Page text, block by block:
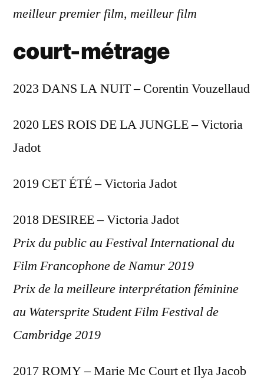
meilleur premier film, meilleur film
court-métrage
2023 DANS LA NUIT – Corentin Vouzellaud
2020 LES ROIS DE LA JUNGLE – Victoria
Jadot
2019 CET ÉTÉ – Victoria Jadot
2018 DESIREE – Victoria Jadot
Prix du public au Festival International du
Film Francophone de Namur 2019
Prix de la meilleure interprétation féminine
au Watersprite Student Film Festival de
Cambridge 2019
2017 ROMY – Marie Mc Court et Ilya Jacob